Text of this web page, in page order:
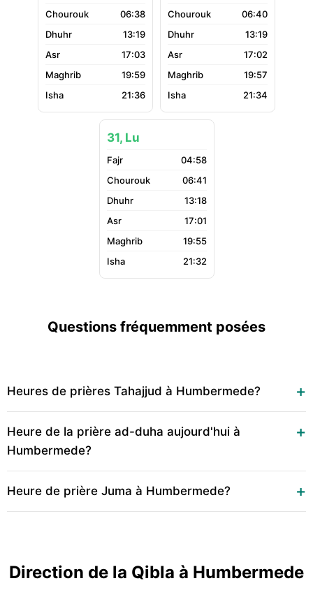
06:38
13:19
17:03
19:59
21:36
06:40
13:19
17:02
19:57
21:34
31, Lu
04:58
06:41
13:18
17:01
19:55
21:32
Questions fréquemment posées
Heures de prières Tahajjud à Humbermede?
Heure de la prière ad-duha aujourd'hui à
Humbermede?
Heure de prière Juma à Humbermede?
Direction de la Qibla à Humbermede